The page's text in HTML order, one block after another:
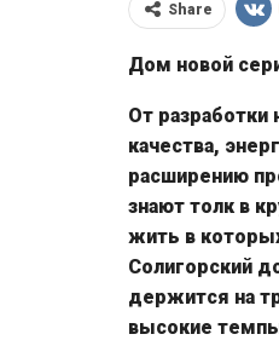
Share
Дом новой
От
качества,
расширению
знают толк в
жить в
Солигорский
держится на
высокие